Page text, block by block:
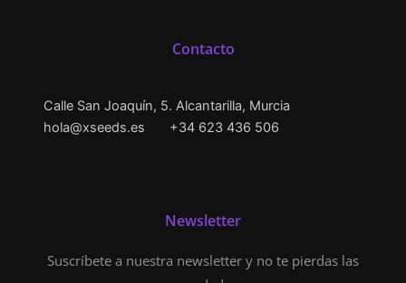
Contacto
Calle San Joaquín, 5. Alcantarilla, Murcia
hola@xseeds.es
+34 623 436 506
Newsletter
Suscríbete a nuestra newsletter y no te pierdas las